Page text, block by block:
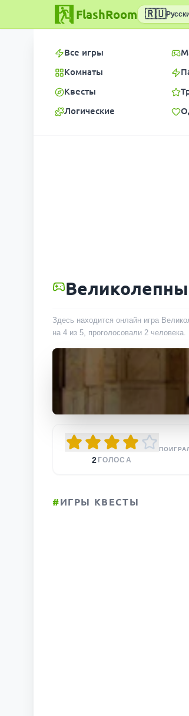
FlashRoom 🇷🇺
Все игры
Комнаты
Квесты
Логические
Здесь находится онлайн игра
на 4 из 5, проголосовали 2 человека.
2 ГОЛОСА
#ИГРЫ КВЕСТЫ